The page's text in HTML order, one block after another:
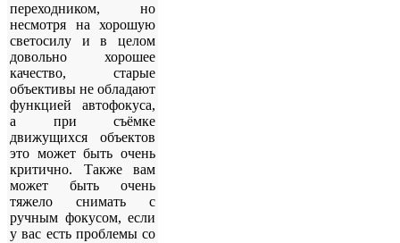
переходником, но
несмотря на хорошую
светосилу и в целом
довольно хорошее
качество, старые
объективы не обладают
функцией автофокуса,
а при съёмке
движущихся объектов
это может быть очень
критично. Также вам
может быть очень
тяжело снимать с
ручным фокусом, если
у вас есть проблемы со